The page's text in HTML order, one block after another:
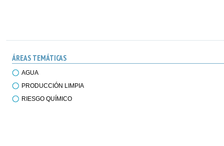
ÁREAS TEMÁTICAS
AGUA
PRODUCCIÓN LIMPIA
RIESGO QUÍMICO